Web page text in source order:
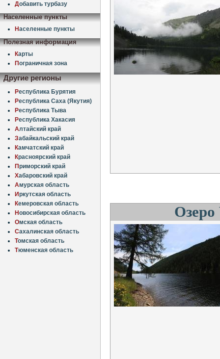
Добавить турбазу
Населенные пункты
Населенные пункты
Полезная информация
Карты
Пограничная зона
Другие регионы
Республика Бурятия
Республика Саха (Якутия)
Республика Тыва
Республика Хакасия
Алтайский край
Забайкальский край
Камчатский край
Красноярский край
Приморский край
Хабаровский край
Амурская область
Иркутская область
Кемеровская область
Новосибирская область
Омская область
Сахалинская область
Томская область
Тюменская область
Озеро